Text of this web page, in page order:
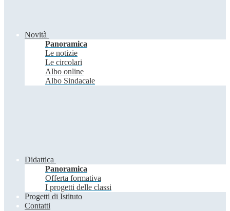
Novità
Panoramica
Le notizie
Le circolari
Albo online
Albo Sindacale
Didattica
Panoramica
Offerta formativa
I progetti delle classi
Progetti di Istituto
Contatti